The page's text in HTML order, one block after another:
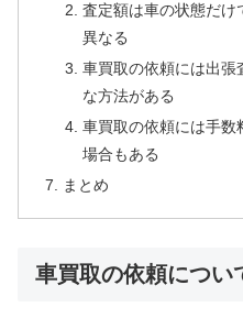
査定額は車の状態だけ
異なる
車買取の依頼には出張
な方法がある
車買取の依頼には手数
場合もある
まとめ
車買取の依頼につい